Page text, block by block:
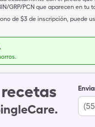
GRP/PCN que aparecen en tu
de $3 de inscripción, puede